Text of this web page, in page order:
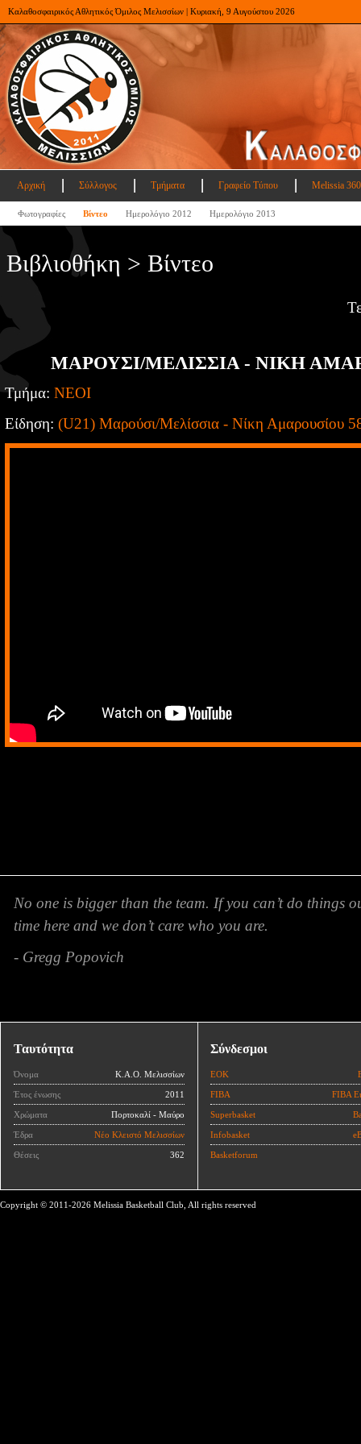
Καλαθοσφαιρικός Αθλητικός Όμιλος Μελισσίων | Κυριακή, 9 Αυγούστου 2026
Αρχική Σύλλογος Τμήματα Γραφείο Τύπου Melissia
Φωτογραφίες Βίντεο Ημερολόγιο 2012 Ημερολόγιο 2013
Βιβλιοθήκη > Βίντεο
ΜΑΡΟΥΣΙ/ΜΕΛΙΣΣΙΑ - ΝΙΚΗ
Τμήμα: ΝΕΟΙ
Είδηση: (U21) Μαρούσι/Μελίσσια - Νίκη Αμαρουσίου
No one is bigger than the team. If you can’t do things
time here and we don’t care who you are.
- Gregg Popovich
Ταυτότητα
Όνομα Κ.Α.Ο. Μελισσίων
Έτος ένωσης 2011
Χρώματα Πορτοκαλί - Μαύρο
Έδρα Νέο Κλειστό Μελισσίων
Θέσεις 362
Σύνδεσμοι
ΕΟΚ
FIBA FIBA
Superbasket
Infobasket
Basketforum
Copyright © 2011-2026 Melissia Basketball Club, All rights reserved